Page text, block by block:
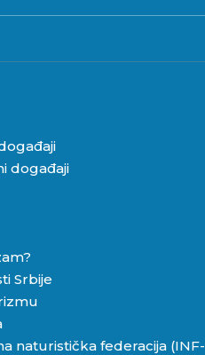
događaji
Srbije
naturistička federacija (INF-